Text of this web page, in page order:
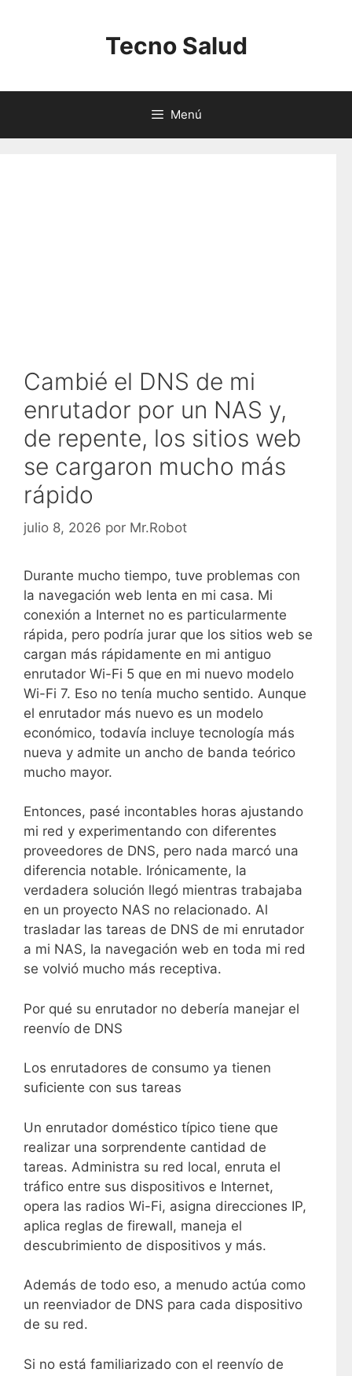
Tecno Salud
Menú
Cambié el DNS de mi
enrutador por un NAS y,
de repente, los sitios web
se cargaron mucho más
rápido
julio 8, 2026 por Mr.Robot
Durante mucho tiempo, tuve problemas con
la navegación web lenta en mi casa. Mi
conexión a Internet no es particularmente
rápida, pero podría jurar que los sitios web se
cargan más rápidamente en mi antiguo
enrutador Wi-Fi 5 que en mi nuevo modelo
Wi-Fi 7. Eso no tenía mucho sentido. Aunque
el enrutador más nuevo es un modelo
económico, todavía incluye tecnología más
nueva y admite un ancho de banda teórico
mucho mayor.
Entonces, pasé incontables horas ajustando
mi red y experimentando con diferentes
proveedores de DNS, pero nada marcó una
diferencia notable. Irónicamente, la
verdadera solución llegó mientras trabajaba
en un proyecto NAS no relacionado. Al
trasladar las tareas de DNS de mi enrutador
a mi NAS, la navegación web en toda mi red
se volvió mucho más receptiva.
Por qué su enrutador no debería manejar el
reenvío de DNS
Los enrutadores de consumo ya tienen
suficiente con sus tareas
Un enrutador doméstico típico tiene que
realizar una sorprendente cantidad de
tareas. Administra su red local, enruta el
tráfico entre sus dispositivos e Internet,
opera las radios Wi-Fi, asigna direcciones IP,
aplica reglas de firewall, maneja el
descubrimiento de dispositivos y más.
Además de todo eso, a menudo actúa como
un reenviador de DNS para cada dispositivo
de su red.
Si no está familiarizado con el reenvío de